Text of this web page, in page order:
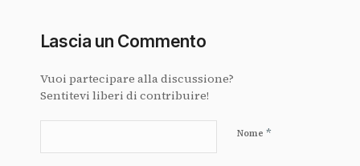
Lascia un Commento
Vuoi partecipare alla discussione?
Sentitevi liberi di contribuire!
Nome *